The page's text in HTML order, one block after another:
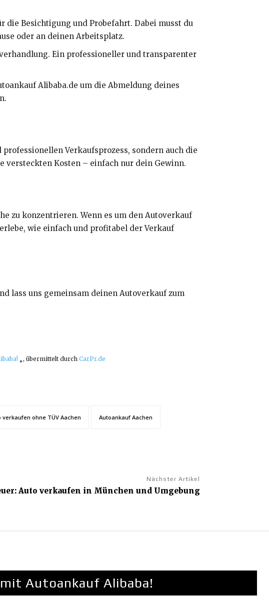
die Besichtigung und Probefahrt. Dabei musst du
oder an deinen Arbeitsplatz.
Ein professioneller und transparenter
Alibaba.de um die Abmeldung deines
Verkaufsprozess, sondern auch die
versteckten Kosten – einfach nur dein Gewinn.
zu konzentrieren. Wenn es um den Autoverkauf
wie einfach und profitabel der Verkauf
lass uns gemeinsam deinen Autoverkauf zum
„, übermittelt durch CarPr.de
verkaufen ohne TÜV Aachen Autoankauf Aachen
Nächster Artikel
Auto verkaufen in München und Umgebung
Autoankauf Alibaba!